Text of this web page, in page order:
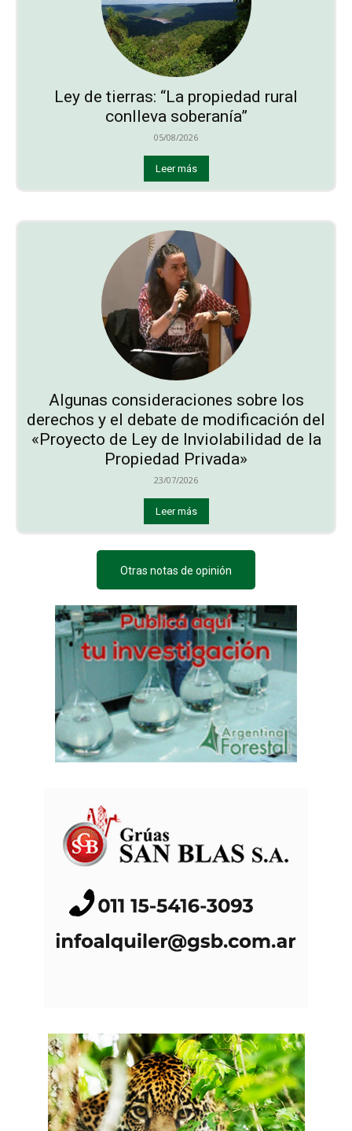
Ley de tierras: “La propiedad rural
conlleva soberanía”
05/08/2026
Leer más
Algunas consideraciones sobre los
derechos y el debate de modificación del
«Proyecto de Ley de Inviolabilidad de la
Propiedad Privada»
23/07/2026
Leer más
Otras notas de opinión